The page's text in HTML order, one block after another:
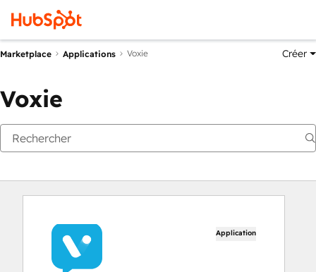
Marketplace Applications Voxie Créer
Voxie
Application